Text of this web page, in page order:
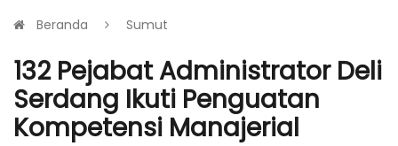
Beranda Sumut
132 Pejabat Administrator Deli
Serdang Ikuti Penguatan
Kompetensi Manajerial